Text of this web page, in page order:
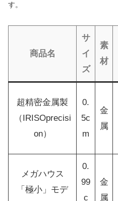
す。
商品名
サ
イ
ズ
素
材
超精密金属製
（IRISOprecisi
on）
0.
5c
m
金
属
メガハウス
「極小」モデ
0.
99
c
金
属